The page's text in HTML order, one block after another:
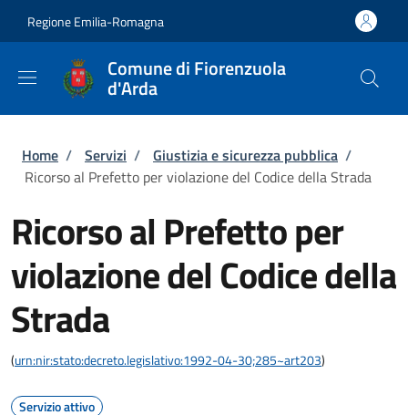
Regione Emilia-Romagna
Comune di Fiorenzuola
d'Arda
Briciole di pane
Home / Servizi / Giustizia e sicurezza pubblica /
Ricorso al Prefetto per violazione del Codice della Strada
Ricorso al Prefetto per
violazione del Codice della
Strada
(urn:nir:stato:decreto.legislativo:1992-04-30;285~art203)
Servizio attivo